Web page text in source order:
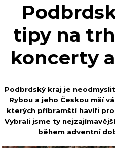
tipy na
koncerty
Podbrdský kraj je
Rybou a jeho Českou mší
kterých příbramští havíři
Vybrali jsme ty
během adventní